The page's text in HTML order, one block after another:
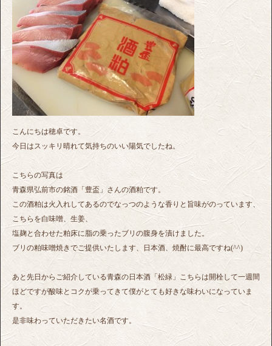
こんにちは穂卓です。
今日はスッキリ晴れて気持ちのいい陽気でしたね。
こちらの写真は
青森県弘前市の銘酒「豊盃」さんの酒粕です。
この酒粕は火入れしてあるのでなっつのような香りと旨味がのっています、
こちらを白味噌、生姜、
塩麹と合わせた粕床に脂の乗ったブリの腹身を漬けました。
ブリの粕味噌焼きでご提供いたします、日本酒、焼酎に最高ですね(^^)
あと先日からご紹介している青森の日本酒「松緑」こちらは開栓して一週間
ほどですが酸味とコクが乗ってきて僕がとても好きな味わいになっていま
す。
是非味わっていただきたい名酒です。